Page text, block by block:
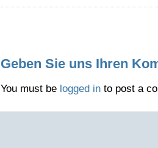
Geben Sie uns Ihren
You must be logged in to post a